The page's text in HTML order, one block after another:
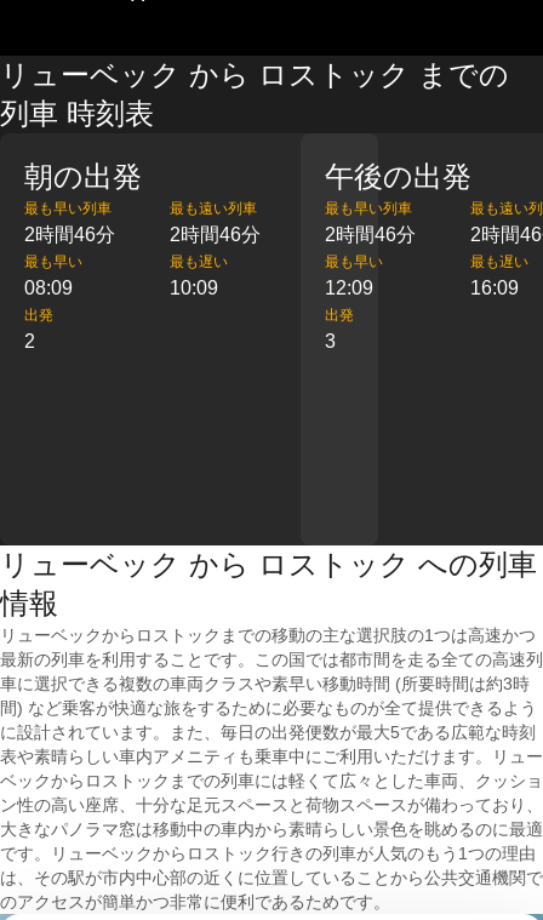
リューベック から ロストック までの
列車 時刻表
朝の出発
最も早い列車
2時間46分
最も遠い列車
2時間46分
最も早い
08:09
最も遅い
10:09
出発
2
午後の出発
最も早い列車
2時間46分
最も遠い
2時間
最も早い
12:09
最も遅い
16:09
出発
3
リューベック から ロストック への列車
情報
リューベックからロストックまでの移動の主な選択肢の1つは高速かつ
最新の列車を利用することです。この国では都市間を走る全ての高速列
車に選択できる複数の車両クラスや素早い移動時間 (所要時間は約3時
間) など乗客が快適な旅をするために必要なものが全て提供できるよう
に設計されています。また、毎日の出発便数が最大5である広範な時刻
表や素晴らしい車内アメニティも乗車中にご利用いただけます。リュー
ベックからロストックまでの列車には軽くて広々とした車両、クッショ
ン性の高い座席、十分な足元スペースと荷物スペースが備わっており、
大きなパノラマ窓は移動中の車内から素晴らしい景色を眺めるのに最適
です。リューベックからロストック行きの列車が人気のもう1つの理由
は、その駅が市内中心部の近くに位置していることから公共交通機関で
のアクセスが簡単かつ非常に便利であるためです。